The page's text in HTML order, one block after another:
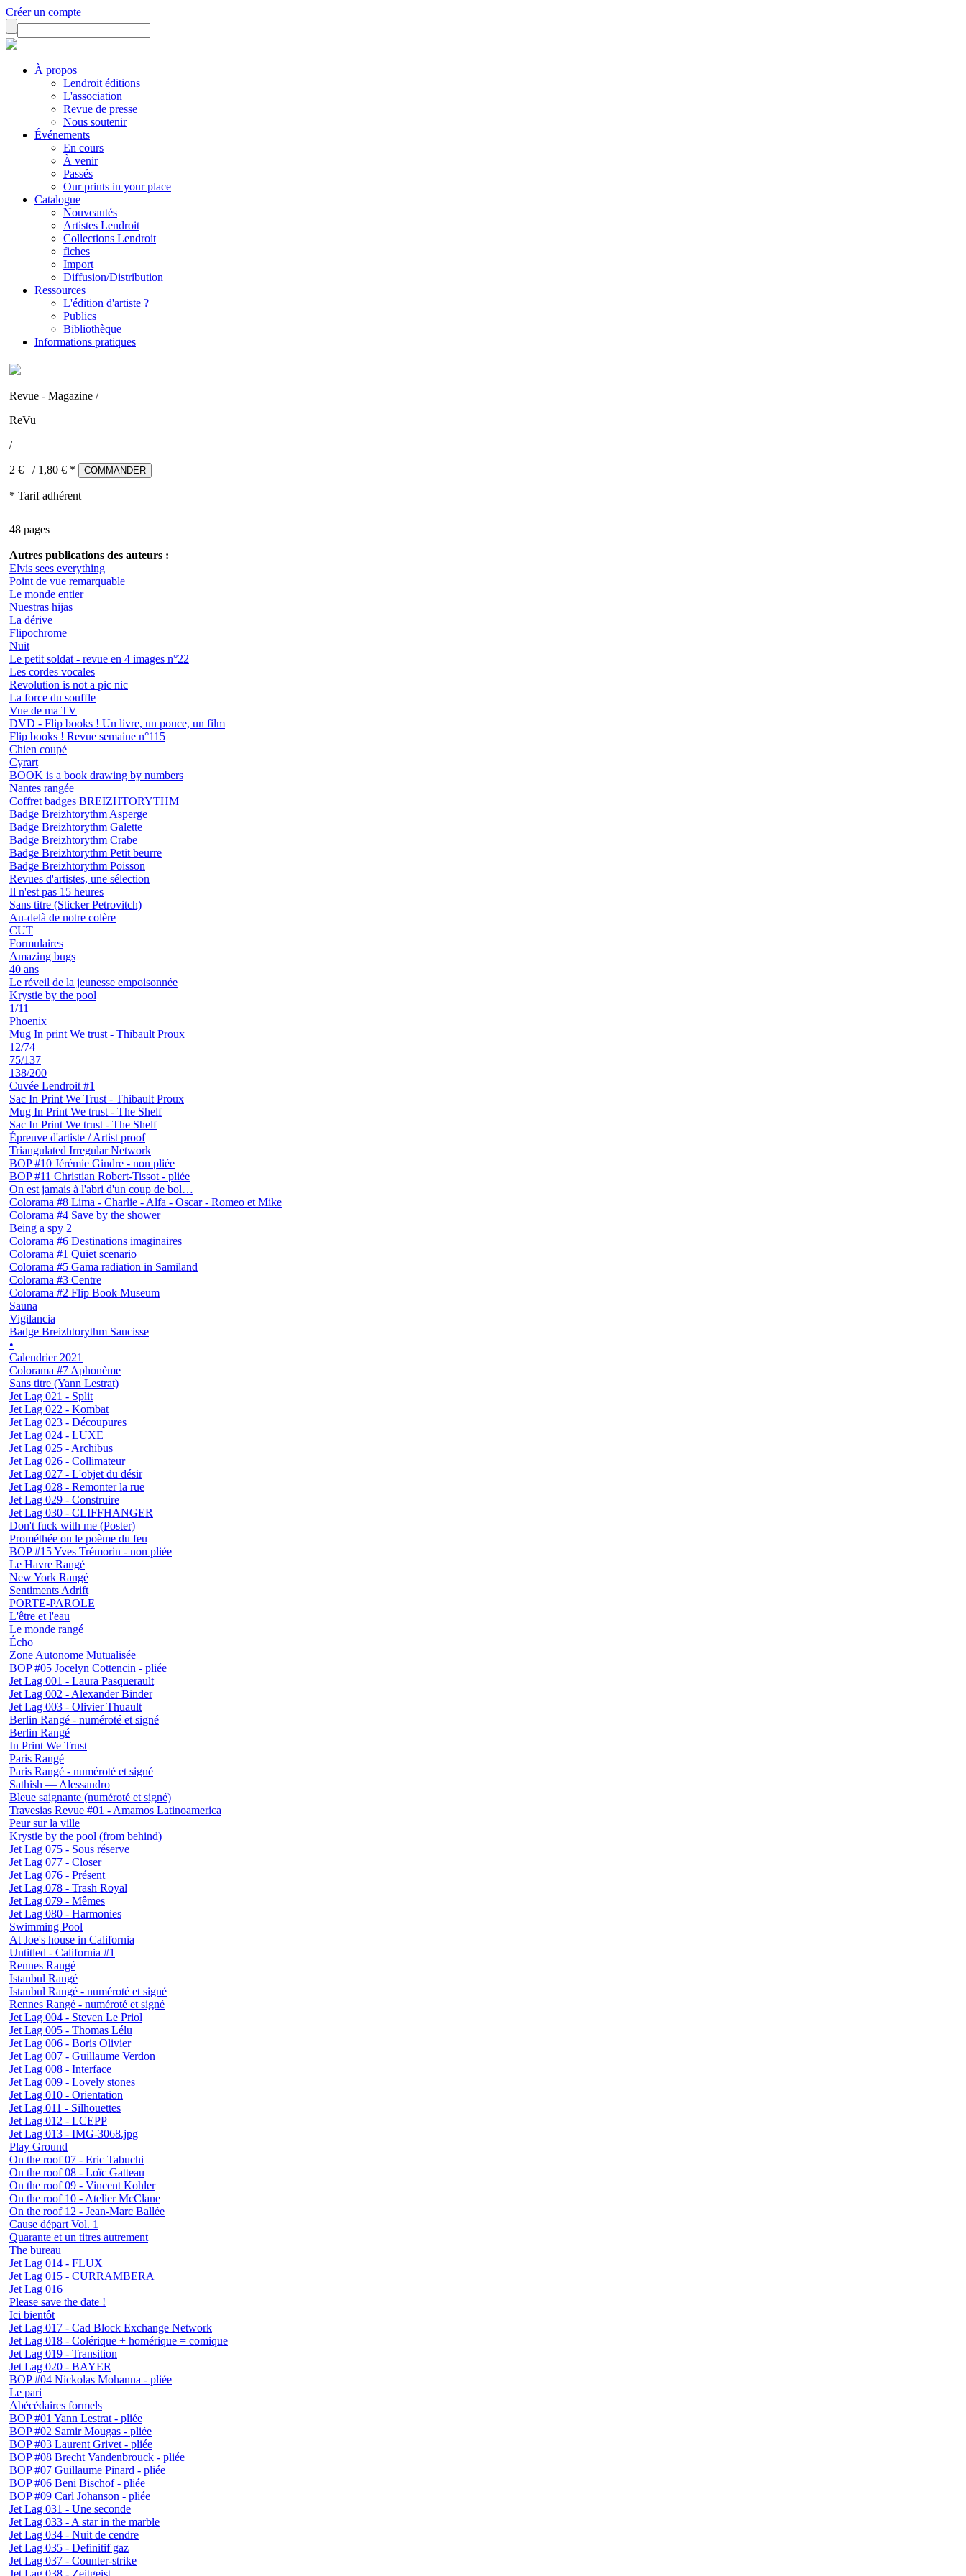
Créer un compte
À propos
Lendroit éditions
L'association
Revue de presse
Nous soutenir
Événements
En cours
À venir
Passés
Our prints in your place
Catalogue
Nouveautés
Artistes Lendroit
Collections Lendroit
fiches
Import
Diffusion/Distribution
Ressources
L'édition d'artiste ?
Publics
Bibliothèque
Informations pratiques
Revue - Magazine /
ReVu
/
2 € / 1,80 € * COMMANDER
* Tarif adhérent
48 pages
Autres publications des auteurs :
Elvis sees everything
Point de vue remarquable
Le monde entier
Nuestras hijas
La dérive
Flipochrome
Nuit
Le petit soldat - revue en 4 images n°22
Les cordes vocales
Revolution is not a pic nic
La force du souffle
Vue de ma TV
DVD - Flip books ! Un livre, un pouce, un film
Flip books ! Revue semaine n°115
Chien coupé
Cyrart
BOOK is a book drawing by numbers
Nantes rangée
Coffret badges BREIZHTORYTHM
Badge Breizhtorythm Asperge
Badge Breizhtorythm Galette
Badge Breizhtorythm Crabe
Badge Breizhtorythm Petit beurre
Badge Breizhtorythm Poisson
Revues d'artistes, une sélection
Il n'est pas 15 heures
Sans titre (Sticker Petrovitch)
Au-delà de notre colère
CUT
Formulaires
Amazing bugs
40 ans
Le réveil de la jeunesse empoisonnée
Krystie by the pool
1/11
Phoenix
Mug In print We trust - Thibault Proux
12/74
75/137
138/200
Cuvée Lendroit #1
Sac In Print We Trust - Thibault Proux
Mug In Print We trust - The Shelf
Sac In Print We trust - The Shelf
Épreuve d'artiste / Artist proof
Triangulated Irregular Network
BOP #10 Jérémie Gindre - non pliée
BOP #11 Christian Robert-Tissot - pliée
On est jamais à l'abri d'un coup de bol…
Colorama #8 Lima - Charlie - Alfa - Oscar - Romeo et Mike
Colorama #4 Save by the shower
Being a spy 2
Colorama #6 Destinations imaginaires
Colorama #1 Quiet scenario
Colorama #5 Gama radiation in Samiland
Colorama #3 Centre
Colorama #2 Flip Book Museum
Sauna
Vigilancia
Badge Breizhtorythm Saucisse
•
Calendrier 2021
Colorama #7 Aphonème
Sans titre (Yann Lestrat)
Jet Lag 021 - Split
Jet Lag 022 - Kombat
Jet Lag 023 - Découpures
Jet Lag 024 - LUXE
Jet Lag 025 - Archibus
Jet Lag 026 - Collimateur
Jet Lag 027 - L'objet du désir
Jet Lag 028 - Remonter la rue
Jet Lag 029 - Construire
Jet Lag 030 - CLIFFHANGER
Don't fuck with me (Poster)
Prométhée ou le poème du feu
BOP #15 Yves Trémorin - non pliée
Le Havre Rangé
New York Rangé
Sentiments Adrift
PORTE-PAROLE
L'être et l'eau
Le monde rangé
Écho
Zone Autonome Mutualisée
BOP #05 Jocelyn Cottencin - pliée
Jet Lag 001 - Laura Pasquerault
Jet Lag 002 - Alexander Binder
Jet Lag 003 - Olivier Thuault
Berlin Rangé - numéroté et signé
Berlin Rangé
In Print We Trust
Paris Rangé
Paris Rangé - numéroté et signé
Sathish — Alessandro
Bleue saignante (numéroté et signé)
Travesias Revue #01 - Amamos Latinoamerica
Peur sur la ville
Krystie by the pool (from behind)
Jet Lag 075 - Sous réserve
Jet Lag 077 - Closer
Jet Lag 076 - Présent
Jet Lag 078 - Trash Royal
Jet Lag 079 - Mêmes
Jet Lag 080 - Harmonies
Swimming Pool
At Joe's house in California
Untitled - California #1
Rennes Rangé
Istanbul Rangé
Istanbul Rangé - numéroté et signé
Rennes Rangé - numéroté et signé
Jet Lag 004 - Steven Le Priol
Jet Lag 005 - Thomas Lélu
Jet Lag 006 - Boris Olivier
Jet Lag 007 - Guillaume Verdon
Jet Lag 008 - Interface
Jet Lag 009 - Lovely stones
Jet Lag 010 - Orientation
Jet Lag 011 - Silhouettes
Jet Lag 012 - LCEPP
Jet Lag 013 - IMG-3068.jpg
Play Ground
On the roof 07 - Eric Tabuchi
On the roof 08 - Loïc Gatteau
On the roof 09 - Vincent Kohler
On the roof 10 - Atelier McClane
On the roof 12 - Jean-Marc Ballée
Cause départ Vol. 1
Quarante et un titres autrement
The bureau
Jet Lag 014 - FLUX
Jet Lag 015 - CURRAMBERA
Jet Lag 016
Please save the date !
Ici bientôt
Jet Lag 017 - Cad Block Exchange Network
Jet Lag 018 - Colérique + homérique = comique
Jet Lag 019 - Transition
Jet Lag 020 - BAYER
BOP #04 Nickolas Mohanna - pliée
Le pari
Abécédaires formels
BOP #01 Yann Lestrat - pliée
BOP #02 Samir Mougas - pliée
BOP #03 Laurent Grivet - pliée
BOP #08 Brecht Vandenbrouck - pliée
BOP #07 Guillaume Pinard - pliée
BOP #06 Beni Bischof - pliée
BOP #09 Carl Johanson - pliée
Jet Lag 031 - Une seconde
Jet Lag 033 - A star in the marble
Jet Lag 034 - Nuit de cendre
Jet Lag 035 - Definitif gaz
Jet Lag 037 - Counter-strike
Jet Lag 038 - Zeitgeist